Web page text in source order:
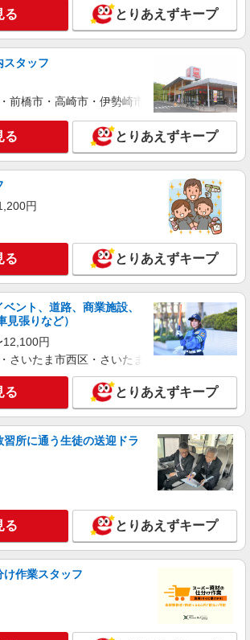
る とりあえずキープ
スタッフ
前橋市・高崎市・伊勢崎市・太田市・館林市
る とりあえずキープ
円
る とりあえずキープ
ント、道路、商業施設、
張りなど）
12,100円
さいたま市西区・さいたま市岩槻区・久喜市・
る とりあえずキープ
所に通う生徒の送迎ドラ
る とりあえずキープ
け作業スタッフ